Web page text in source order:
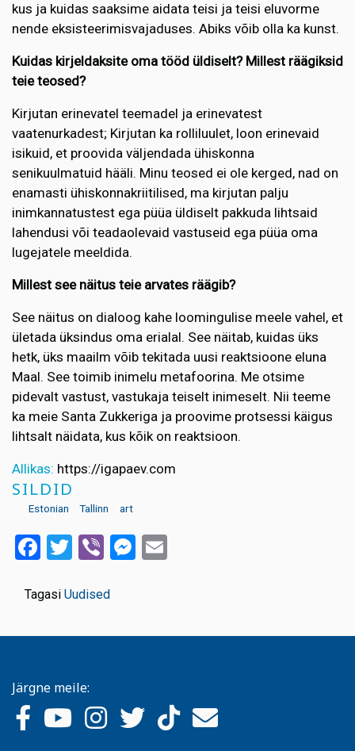
kus ja kuidas saaksime aidata teisi ja teisi eluvorme
nende eksisteerimisvajaduses. Abiks võib olla ka kunst.
Kuidas kirjeldaksite oma tööd üldiselt? Millest räägiksid
teie teosed?
Kirjutan erinevatel teemadel ja erinevatest
vaatenurkadest; Kirjutan ka rolliluulet, loon erinevaid
isikuid, et proovida väljendada ühiskonna
senikuulmatuid hääli. Minu teosed ei ole kerged, nad on
enamasti ühiskonnakriitilised, ma kirjutan palju
inimkannatustest ega püüa üldiselt pakkuda lihtsaid
lahendusi või teadaolevaid vastuseid ega püüa oma
lugejatele meeldida.
Millest see näitus teie arvates räägib?
See näitus on dialoog kahe loomingulise meele vahel, et
ületada üksindus oma erialal. See näitab, kuidas üks
hetk, üks maailm võib tekitada uusi reaktsioone eluna
Maal. See toimib inimelu metafoorina. Me otsime
pidevalt vastust, vastukaja teiselt inimeselt. Nii teeme
ka meie Santa Zukkeriga ja proovime protsessi käigus
lihtsalt näidata, kus kõik on reaktsioon.
Allikas: https://igapaev.com
SILDID
Estonian Tallinn art
Facebook
Twitter
ViberMessenger
Tagasi Uudised
Järgne meile: